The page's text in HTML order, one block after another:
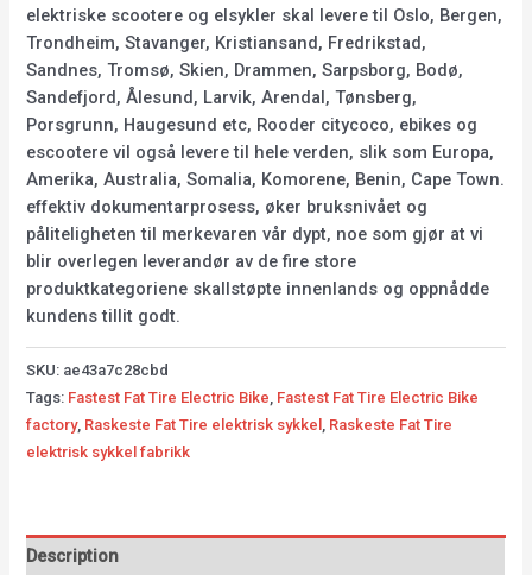
elektriske scootere og elsykler skal levere til Oslo, Bergen,
Trondheim, Stavanger, Kristiansand, Fredrikstad,
Sandnes, Tromsø, Skien, Drammen, Sarpsborg, Bodø,
Sandefjord, Ålesund, Larvik, Arendal, Tønsberg,
Porsgrunn, Haugesund etc, Rooder citycoco, ebikes og
escootere vil også levere til hele verden, slik som Europa,
Amerika, Australia, Somalia, Komorene, Benin, Cape Town.
effektiv dokumentarprosess, øker bruksnivået og
påliteligheten til merkevaren vår dypt, noe som gjør at vi
blir overlegen leverandør av de fire store
produktkategoriene skallstøpte innenlands og oppnådde
kundens tillit godt.
SKU: ae43a7c28cbd
Tags: Fastest Fat Tire Electric Bike Fastest Fat Tire Electric Bike
factory, Raskeste Fat Tire elektrisk sykkel Raskeste Fat Tire
elektrisk sykkel fabrikk
Description